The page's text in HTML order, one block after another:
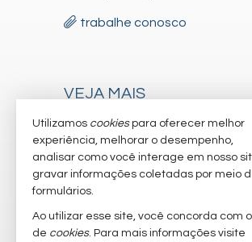
trabalhe conosco
VEJA MAIS
receba nosso newsletter
cadastre seu imóvel
imóveis favoritos
mapa de imóveis
Utilizamos cookiespara oferecer melhor
experiência, melhorar o desempenho,
analisar como você interage em nosso
gravar informações coletadas por meio
formulários.
Ao utilizar esse site, você concorda com
de cookies. Para mais informações visite